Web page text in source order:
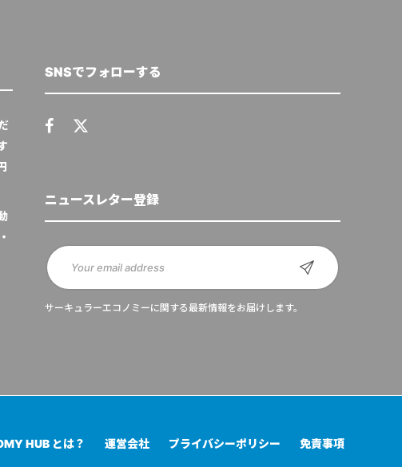
SNSでフォローする
ニュースレター登録
サーキュラーエコノミーに関する最新情報をお届けします。
HUB とは？ 運営会社 プライバシーポリシー 免責事項